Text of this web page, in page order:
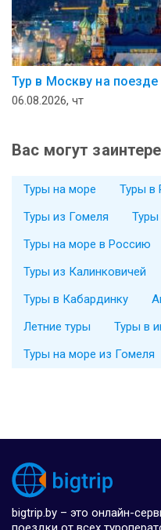
Тур в Москву на поезде
06.08.2026, чт
Вас могут
Туры на море Туры в
Туры из Гомеля
Туры на море в Россию
Туры из Калинковичей
Туры в Кабардинку
Летние туры
Туры в
Туры на море из Гомеля
bigtrip.by – это онлайн-